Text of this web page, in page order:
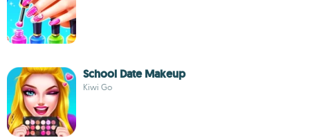
School Date Makeup
Kiwi Go